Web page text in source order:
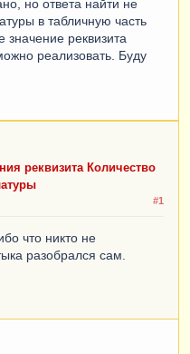
но ответа найти не
в табличную часть
значение реквизита
реализовать. Буду
реквизита Количество
#1
что никто не
разобрался сам.